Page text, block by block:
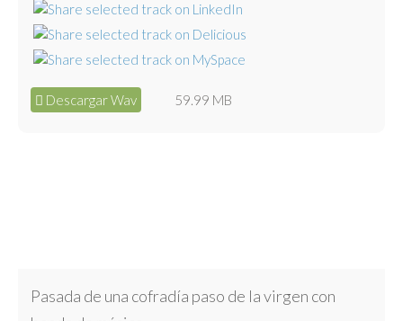
Descargar Wav 59.99 MB
Pasada de una cofradía paso de la virgen con